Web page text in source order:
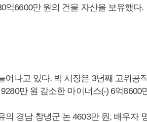
억6600만 원의 건물 자산을 보유했다.
어나고 있다. 박 시장은 3년째 고위공
만 원 감소한 마이너스(-) 6억8600
경남 창녕군 논 4603만 원, 배우자